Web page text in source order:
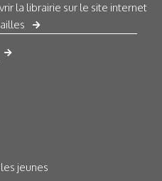
la librairie sur le site internet
jeunes